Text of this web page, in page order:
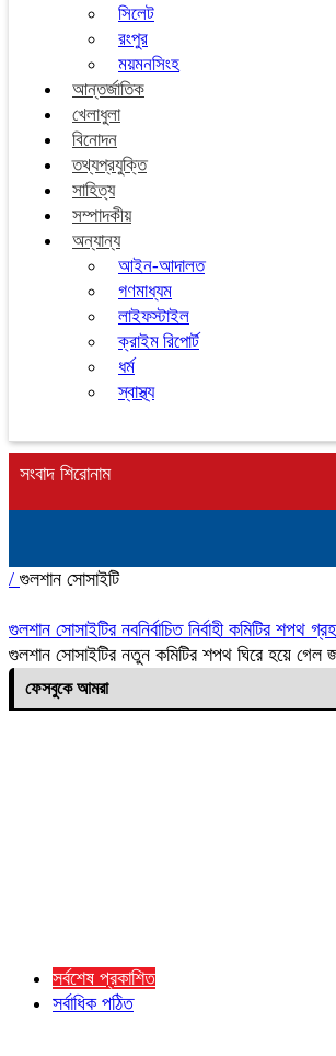
সিলেট
রংপুর
ময়মনসিংহ
আন্তর্জাতিক
খেলাধুলা
বিনোদন
তথ্যপ্রযুক্তি
সাহিত্য
সম্পাদকীয়
অন্যান্য
আইন-আদালত
গণমাধ্যম
লাইফস্টাইল
ক্রাইম রিপোর্ট
ধর্ম
স্বাস্থ্য
সংবাদ শিরোনাম
/ গুলশান সোসাইটি
গুলশান সোসাইটির নবনির্বাচিত নির্বাহী কমিটির শপথ
গুলশান সোসাইটির নতুন কমিটির শপথ ঘিরে হয়ে গেল
ফেসবুকে আমরা
সর্বশেষ প্রকাশিত
সর্বাধিক পঠিত